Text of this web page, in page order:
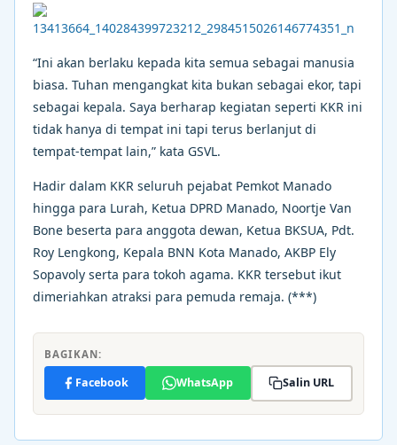
“Ini akan berlaku kepada kita semua sebagai manusia
biasa. Tuhan mengangkat kita bukan sebagai ekor, tapi
sebagai kepala. Saya berharap kegiatan seperti KKR ini
tidak hanya di tempat ini tapi terus berlanjut di
tempat-tempat lain,” kata GSVL.
Hadir dalam KKR seluruh pejabat Pemkot Manado
hingga para Lurah, Ketua DPRD Manado, Noortje Van
Bone beserta para anggota dewan, Ketua BKSUA, Pdt.
Roy Lengkong, Kepala BNN Kota Manado, AKBP Ely
Sopavoly serta para tokoh agama. KKR tersebut ikut
dimeriahkan atraksi para pemuda remaja. (***)
BAGIKAN:
Facebook WhatsApp Salin URL